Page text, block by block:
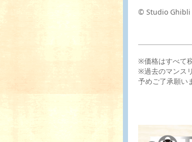
© Studio Ghibli
※価格はすべて
※過去のマンス
予めご了承願い